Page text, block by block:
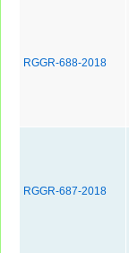
RGGR-688-2018
RGGR-687-2018